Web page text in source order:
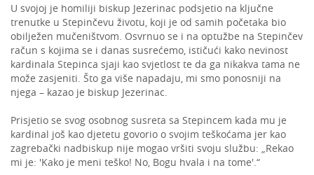
U svojoj je homiliji biskup Jezerinac podsjetio na ključne
trenutke u Stepinčevu životu, koji je od samih početaka bio
obilježen mučeništvom. Osvrnuo se i na optužbe na Stepinčev
račun s kojima se i danas susrećemo, ističući kako nevinost
kardinala Stepinca sjaji kao svjetlost te da ga nikakva tama ne
može zasjeniti. Što ga više napadaju, mi smo ponosniji na
njega – kazao je biskup Jezerinac.
Prisjetio se svog osobnog susreta sa Stepincem kada mu je
kardinal još kao djetetu govorio o svojim teškoćama jer kao
zagrebački nadbiskup nije mogao vršiti svoju službu: „Rekao
mi je: 'Kako je meni teško! No, Bogu hvala i na tome'.“